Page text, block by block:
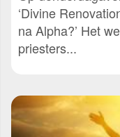
‘Divine
na Alpha?’ Het
priesters...